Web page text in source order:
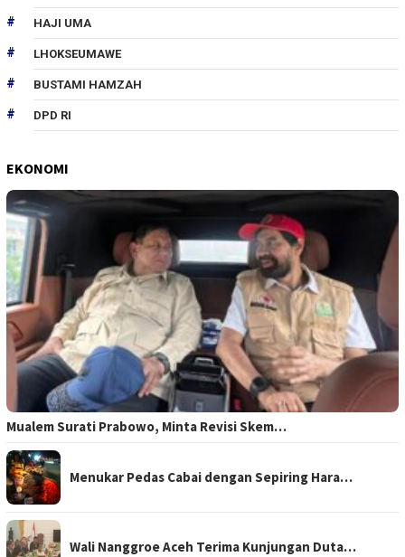
HAJI UMA
LHOKSEUMAWE
BUSTAMI HAMZAH
DPD RI
EKONOMI
Mualem Surati Prabowo, Minta Revisi Skem…
Menukar Pedas Cabai dengan Sepiring Hara…
Wali Nanggroe Aceh Terima Kunjungan Duta…